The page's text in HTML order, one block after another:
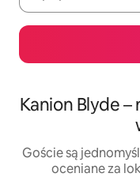
Kanion Blyde
Goście są
oceniane za